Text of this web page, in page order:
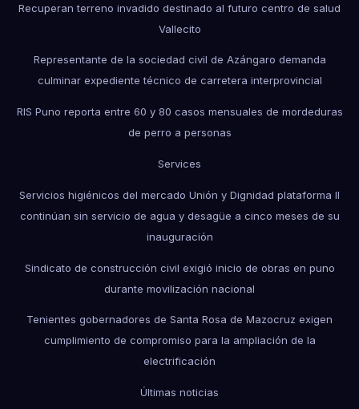
Recuperan terreno invadido destinado al futuro centro de salud
Vallecito
Representante de la sociedad civil de Azángaro demanda
culminar expediente técnico de carretera interprovincial
RIS Puno reporta entre 60 y 80 casos mensuales de mordeduras
de perro a personas
Services
Servicios higiénicos del mercado Unión y Dignidad plataforma II
continúan sin servicio de agua y desagüe a cinco meses de su
inauguración
Sindicato de construcción civil exigió inicio de obras en puno
durante movilización nacional
Tenientes gobernadores de Santa Rosa de Mazocruz exigen
cumplimiento de compromiso para la ampliación de la
electrificación
Últimas noticias